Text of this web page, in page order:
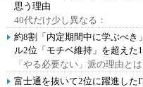
思う理由
40代だけ少し異なる：
約8割「内定期間中に学ぶべ
ル2位「モチベ維持」を超えた
「やる必要ない」派の理由とは
富士通を抜いて2位に躍進し